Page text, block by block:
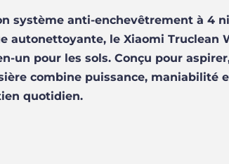
système anti-enchevêtrement à 4
autonettoyante, le Xiaomi Truclean
un pour les sols. Conçu pour
combine puissance, maniabilité
quotidien.